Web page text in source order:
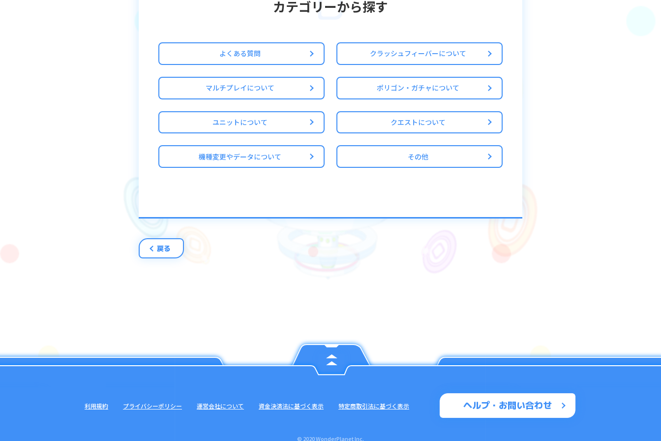
※下記のクエストは対象外となります
・トラバーサルクエスト
・ストーリークエスト
カテゴリーから探す
よくある質問 クラッシュフィーバーについて
マルチプレイについて ポリゴン・ガチャについて
ユニットについて クエストについて
機種変更やデータについて その他
戻る
ヘルプ・お問い合わせ
利用規約 プライバシーポリシー 運営会社について 資金決済法に基づく表示 特定商取引法に基づく表示
© 2020 WonderPlanet Inc.